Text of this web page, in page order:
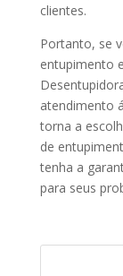
clientes.
Portanto, se
entupimento
atendimento
torna a
de
tenha a
para seus